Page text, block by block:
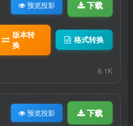
预览投影 下载
版本转
换
格式转换
6.1K
预览投影 下载